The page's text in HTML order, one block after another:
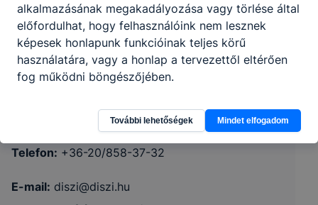
Heves Vármegyei SzC Damjanich János
Technikum, Szakképző Iskola és Kollégium
Telefon: +36-20/858-37-32
E-mail: diszi@diszi.hu
alkalmazásának megakadályozása vagy törlése által
előfordulhat, hogy felhasználóink nem lesznek
képesek honlapunk funkcióinak teljes körű
használatára, vagy a honlap a tervezettől eltérően
fog működni böngészőjében.
További lehetőségek Mindet elfogadom